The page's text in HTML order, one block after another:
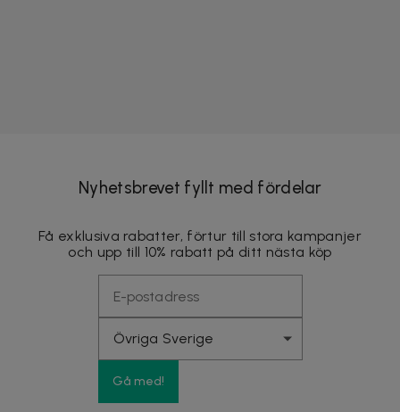
Nyhetsbrevet fyllt med fördelar
Få exklusiva rabatter, förtur till stora kampanjer
och upp till 10% rabatt på ditt nästa köp
Gå med!